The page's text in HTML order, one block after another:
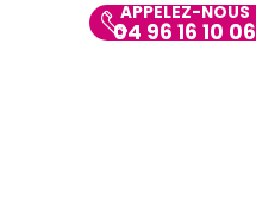
APPELEZ-NOUS
04 96 16 10 06